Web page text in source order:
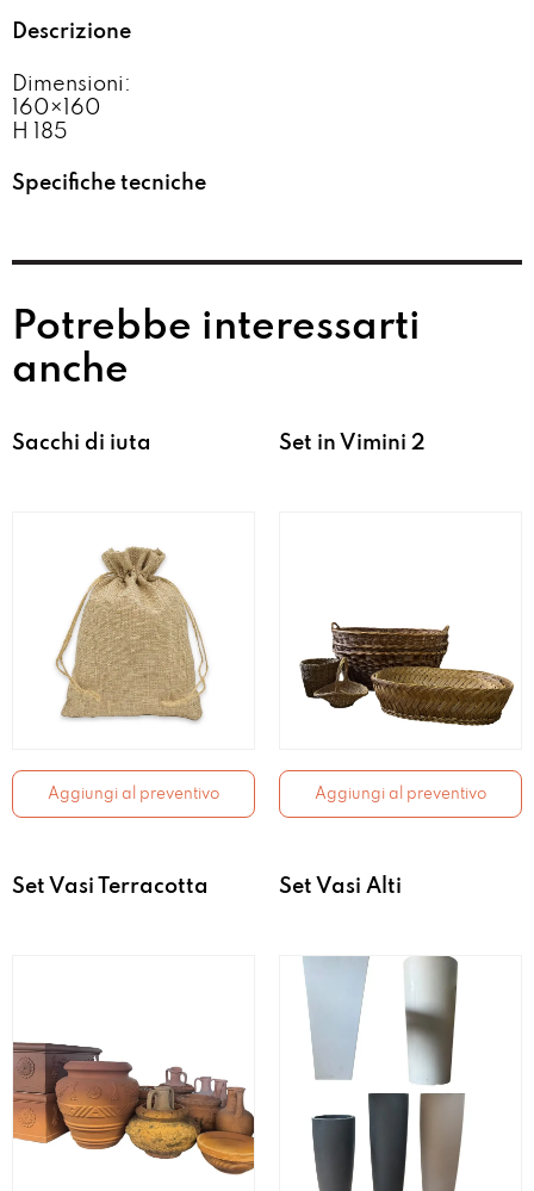
Descrizione
Dimensioni:
160×160
H 185
Specifiche tecniche
Potrebbe interessarti
anche
Sacchi di iuta
Aggiungi al preventivo
Set in Vimini 2
Aggiungi al preventivo
Set Vasi Terracotta Set Vasi Alti